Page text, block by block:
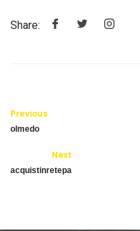
Share:
Previous
olmedo
Next
acquistinretepa